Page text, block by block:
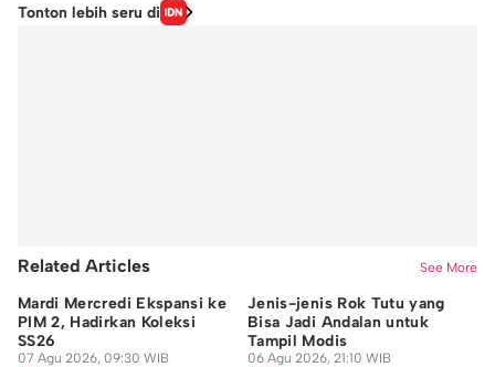
Tonton lebih seru di
Related Articles See More
Mardi Mercredi Ekspansi ke
PIM 2, Hadirkan Koleksi
SS26
07 Agu 2026, 09:30 WIB
Jenis-jenis Rok Tutu yang
Bisa Jadi Andalan untuk
Tampil Modis
06 Agu 2026, 21:10 WIB